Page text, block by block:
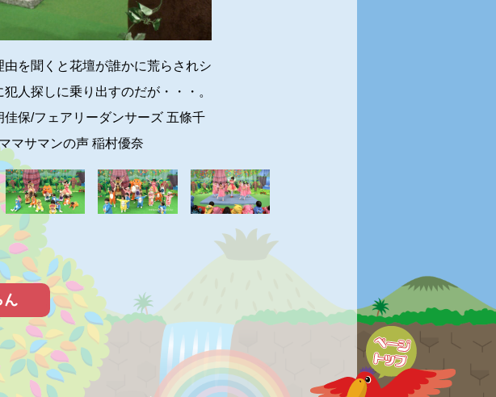
を聞くと花壇が誰かに荒らされシ
人探しに乗り出すのだが・・・。
保/フェアリーダンサーズ 五條千
マサマンの声 稲村優奈
ん